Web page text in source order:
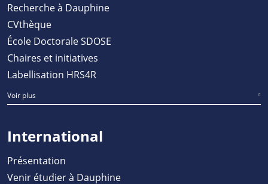
Recherche à Dauphine
CVthèque
École Doctorale SDOSE
Chaires et initiatives
Labellisation HRS4R
Voir plus
International
Présentation
Venir étudier à Dauphine